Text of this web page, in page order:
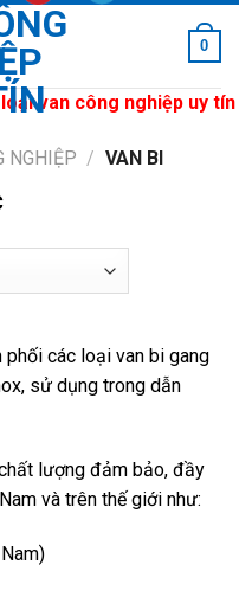
0
công nghiệp uy tín
NGHIỆP / VAN BI
phối các loại van bi gang
sử dụng trong dẫn
lượng đảm bảo, đầy
và trên thế giới như: